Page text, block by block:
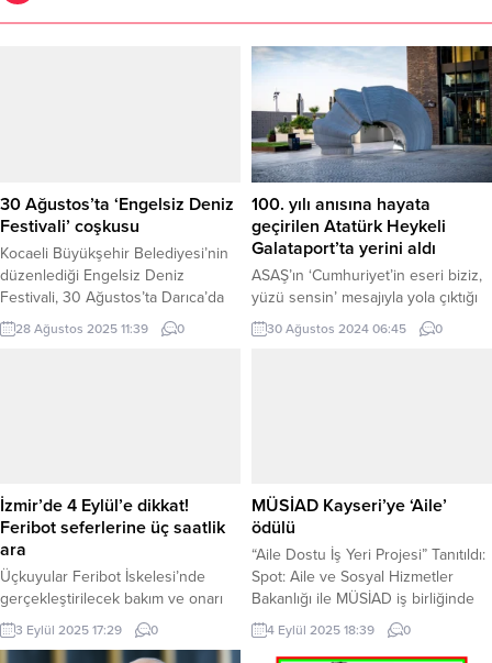
30 Ağustos’ta ‘Engelsiz Deniz
Festivali’ coşkusu
Kocaeli Büyükşehir Belediyesi’nin
düzenlediği Engelsiz Deniz
Festivali, 30 Ağustos’ta Darıca’da
özel bireyleri denizle buluşturacak.
KOCAELİ (İGFA) – Kocaeli
kapsamda Kocaeli Büyükşehir
Belediyesi ile Kent Konseyi iş
birliğinde gerçekleştirilen “5.
Engelsiz...
28 Ağustos 2025 11:39 0
100. yılı anısına hayata
geçirilen Atatürk Heykeli
Galataport’ta yerini aldı
ASAŞ’ın ‘Cumhuriyet’in eseri biziz,
yüzü sensin’ mesajıyla yola çıktığı
ve Seçkin Pirim tarafından
tasarlanan Atatürk heykeli, 30
anısına sanatçı Seçkin Pirim
tarafından tasarlanan Atatürk
heykeli, 30 Ağustos Zafer
Bayramı’nda Galataport...
30 Ağustos 2024 06:45 0
İzmir’de 4 Eylül’e dikkat!
Feribot seferlerine üç saatlik
ara
Üçkuyular Feribot İskelesi’nde
gerçekleştirilecek bakım ve onarı
çalışması nedeniyle 4 Eylül 2025
Perşembe günü saat 10.00 ile
3 Eylül 2025 17:29 0
MÜSİAD Kayseri’ye ‘Aile’
ödülü
“Aile Dostu İş Yeri Projesi” Tanıtıldı:
Spot: Aile ve Sosyal Hizmetler
Bakanlığı ile MÜSİAD iş birliğinde
başlatılan “Aile Dostu İş Yeri
Projesi” tanıtıldı. MÜSİAD Kayseri,
4 Eylül 2025 18:39 0